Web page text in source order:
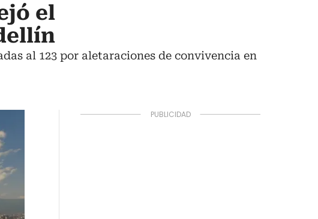
el
al 123 por aletaraciones de convivencia en